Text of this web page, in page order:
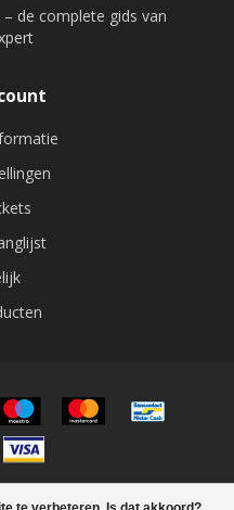
de complete gids van
Audio expert